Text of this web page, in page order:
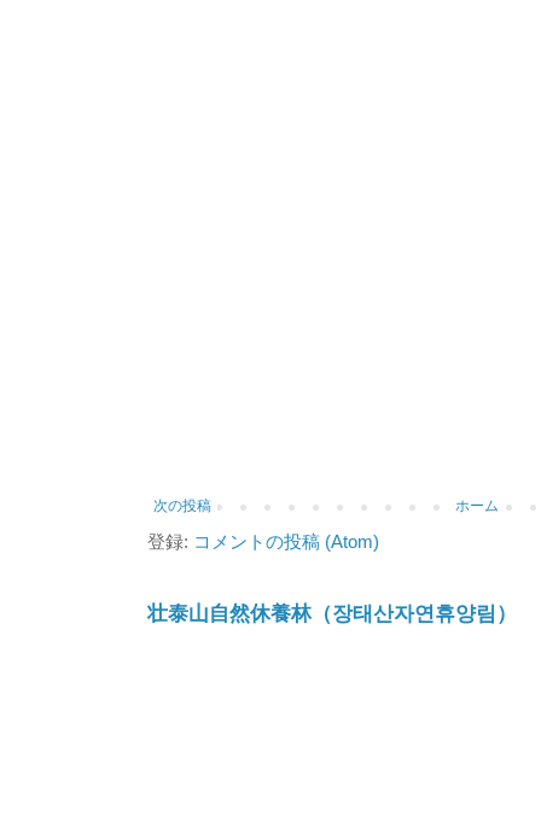
次の投稿 ホーム
登録: コメントの投稿 (Atom)
壮泰山自然休養林（장태산자연휴양림）